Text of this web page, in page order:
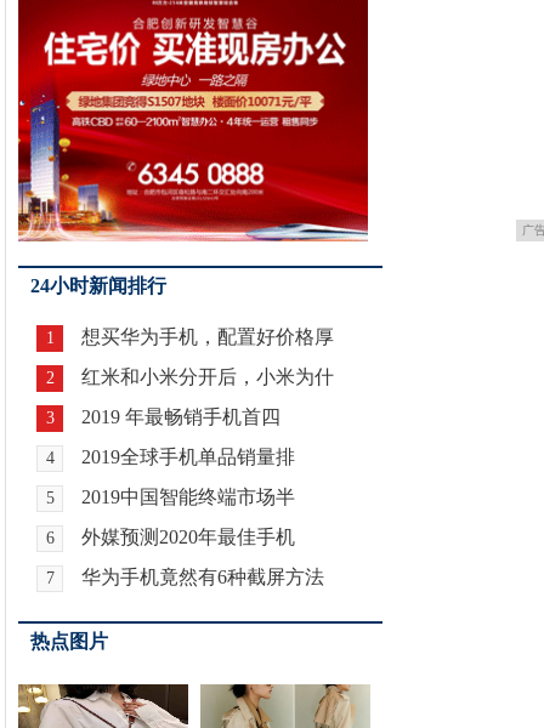
广
24小时新闻排行
1 想买华为手机，配置好价格厚
2 红米和小米分开后，小米为什
3 2019 年最畅销手机首四
4 2019全球手机单品销量排
5 2019中国智能终端市场半
6 外媒预测2020年最佳手机
7 华为手机竟然有6种截屏方法
热点图片